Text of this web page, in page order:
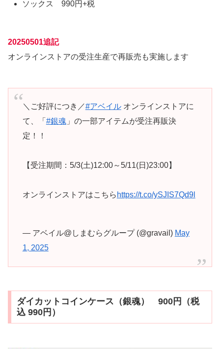
ソックス 990円+税
20250501追記
オンラインストアの受注生産で再販売も実施します
＼ご好評につき／#アベイルオンラインストアに
て、「 #銀魂」の一部アイテムが受注再販決
定！！
【受注期間：5/3(土)12:00～5/11(日)23:00】
オンラインストアはこちら https://t.co/ySJIS7Qd9l
— アベイル@しまむらグループ (@gravail) May
1, 2025
ダイカットコインケース（銀魂） 900円（税
込 990円）